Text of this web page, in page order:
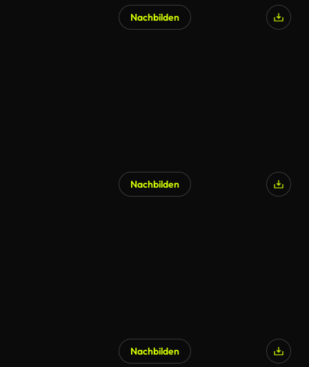
Nachbilden
Nachbilden
Nachbilden